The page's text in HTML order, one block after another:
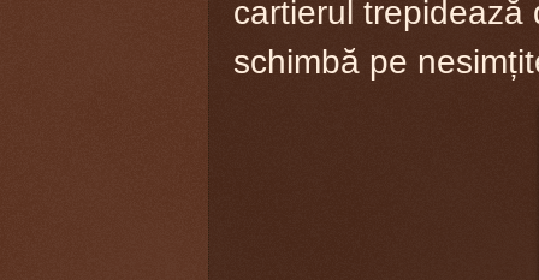
cartierul trepidează
schimbă pe